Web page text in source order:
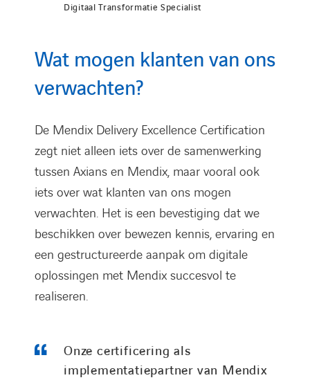
Digitaal Transformatie Specialist
Wat mogen klanten van ons
verwachten?
De Mendix Delivery Excellence Certification
zegt niet alleen iets over de samenwerking
tussen Axians en Mendix, maar vooral ook
iets over wat klanten van ons mogen
verwachten. Het is een bevestiging dat we
beschikken over bewezen kennis, ervaring en
een gestructureerde aanpak om digitale
oplossingen met Mendix succesvol te
realiseren.
Onze certificering als
implementatiepartner van Mendix